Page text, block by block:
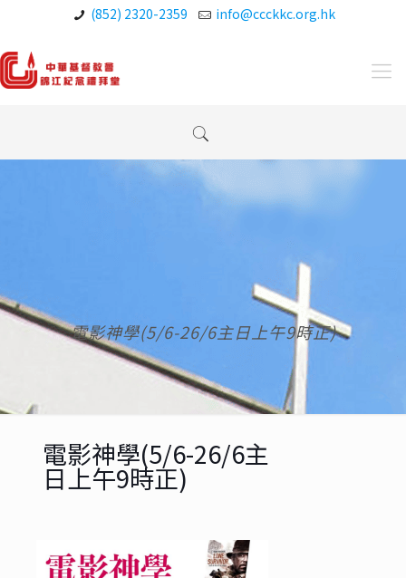
(852) 2320-2359 info@ccckkc.org.hk
電影神學(5/6-26/6主日上午9時正)
電影神學(5/6-26/6主
日上午9時正)